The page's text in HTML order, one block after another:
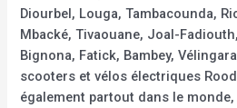
Diourbel, Louga, Tambacounda,
Mbacké, Tivaouane, Joal-
Bignona, Fatick, Bambey,
scooters et vélos électriques
également partout dans le monde,